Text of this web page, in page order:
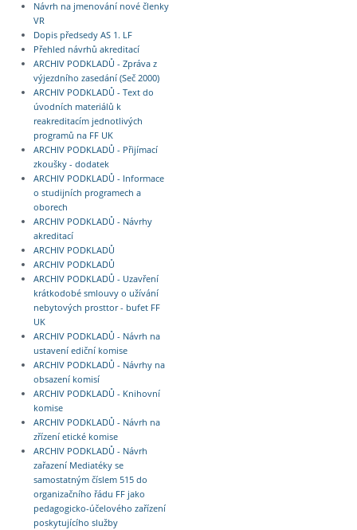
Návrh na jmenování nové členky
VR
Dopis předsedy AS 1. LF
Přehled návrhů akreditací
ARCHIV PODKLADŮ - Zpráva z
výjezdního zasedání (Seč 2000)
ARCHIV PODKLADŮ - Text do
úvodních materiálů k
reakreditacím jednotlivých
programů na FF UK
ARCHIV PODKLADŮ - Přijímací
zkoušky - dodatek
ARCHIV PODKLADŮ - Informace
o studijních programech a
oborech
ARCHIV PODKLADŮ - Návrhy
akreditací
ARCHIV PODKLADŮ
ARCHIV PODKLADŮ
ARCHIV PODKLADŮ - Uzavření
krátkodobé smlouvy o užívání
nebytových prosttor - bufet FF
UK
ARCHIV PODKLADŮ - Návrh na
ustavení ediční komise
ARCHIV PODKLADŮ - Návrhy na
obsazení komisí
ARCHIV PODKLADŮ - Knihovní
komise
ARCHIV PODKLADŮ - Návrh na
zřízení etické komise
ARCHIV PODKLADŮ - Návrh
zařazení Mediatéky se
samostatným číslem 515 do
organizačního řádu FF jako
pedagogicko-účelového zařízení
poskytujícího služby